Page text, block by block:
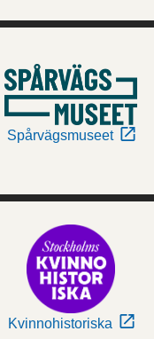
Spårvägsmuseet
Kvinnohistoriska